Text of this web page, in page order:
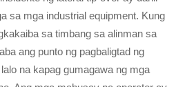
sa mga industrial equipment. Kung
sa timbang sa alinman sa
ang punto ng pagbaligtad ng
na kapag gumagawa ng mga